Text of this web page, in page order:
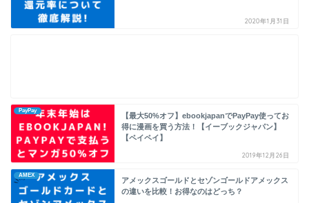
2020年1月31日
PayPay
【最大50%オフ】ebookjapanでPayPay使ってお
得に漫画を買う方法！【イーブックジャパン】
【ペイペイ】
2019年12月26日
AMEX
アメックスゴールドとセゾンゴールドアメックス
の違いを比較！お得なのはどっち？